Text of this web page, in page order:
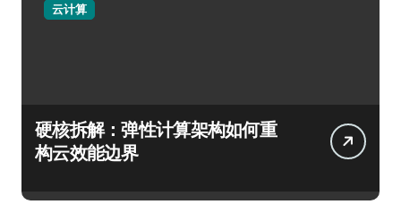
云计算
硬核拆解：弹性计算架构如何重
构云效能边界